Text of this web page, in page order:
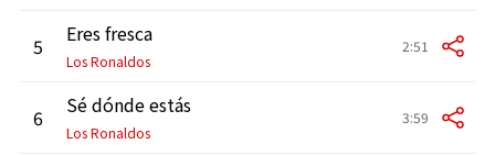
5 Eres fresca
Los Ronaldos
2:51
6 Sé dónde estás
Los Ronaldos
3:59